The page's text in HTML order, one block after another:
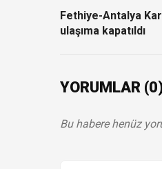
Fethiye-Antalya
ulaşıma kapatıldı
YORUMLAR
Bu habere henüz